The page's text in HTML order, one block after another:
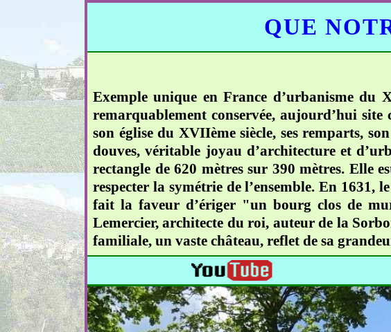
QUE
Exemple unique en France d’urbanisme du
remarquablement conservée, aujourd’hui
son église du XVIIème siècle, ses remparts,
douves, véritable joyau d’architecture et
rectangle de 620 mètres sur 390 mètres. Elle
respecter la symétrie de l’ensemble. En
fait la faveur d’ériger "un bourg clos de
Lemercier, architecte du roi, auteur de la
familiale, un vaste château, reflet de sa